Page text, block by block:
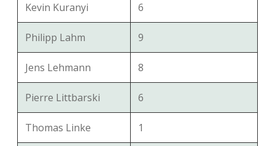
Kevin Kuranyi 6
Philipp Lahm 9
Jens Lehmann 8
Pierre Littbarski 6
Thomas Linke 1